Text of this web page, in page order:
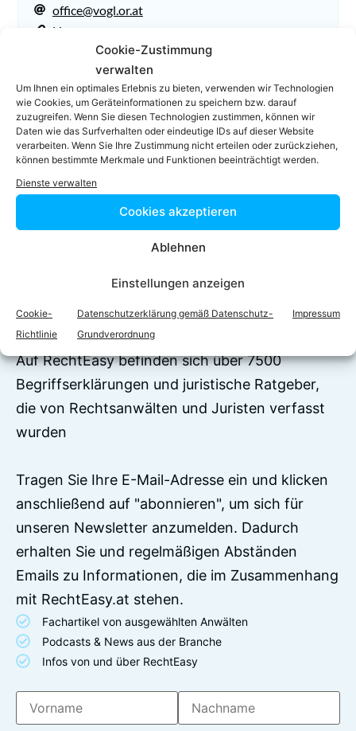
Cookie-Zustimmung
verwalten
Um Ihnen ein optimales Erlebnis zu bieten, verwenden wir Technologien
wie Cookies, um Geräteinformationen zu speichern bzw. darauf
zuzugreifen. Wenn Sie diesen Technologien zustimmen, können wir
Daten wie das Surfverhalten oder eindeutige IDs auf dieser Website
verarbeiten. Wenn Sie Ihre Zustimmung nicht erteilen oder zurückziehen,
können bestimmte Merkmale und Funktionen beeinträchtigt werden.
Dienste verwalten
Cookies akzeptieren
Ablehnen
Einstellungen anzeigen
Cookie-
Richtlinie
Datenschutzerklärung gemäß Datenschutz-
Grundverordnung
Impressum
office@vogl.or.at
Homepage
Facebook
LinkedIn WhatsApp
Jetzt zum Newsletter
anmelden!
Auf RechtEasy befinden sich über 7500
Begriffserklärungen und juristische Ratgeber,
die von Rechtsanwälten und Juristen verfasst
wurden
Tragen Sie Ihre E-Mail-Adresse ein und klicken
anschließend auf "abonnieren", um sich für
unseren Newsletter anzumelden. Dadurch
erhalten Sie und regelmäßigen Abständen
Emails zu Informationen, die im Zusammenhang
mit RechtEasy.at stehen.
Fachartikel von ausgewählten Anwälten
Podcasts & News aus der Branche
Infos von und über RechtEasy